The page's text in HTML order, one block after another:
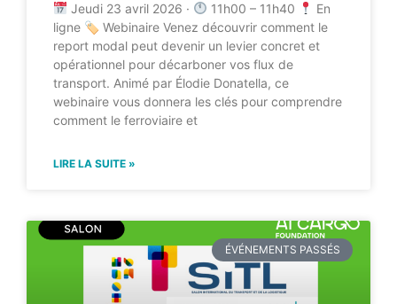
Jeudi 23 avril 2026 · 11h00 – 11h40
En
ligne 🏷 Webinaire Venez découvrir comment le
report modal peut devenir un levier concret et
opérationnel pour décarboner vos flux de
transport. Animé par Élodie Donatella, ce
webinaire vous donnera les clés pour comprendre
comment le ferroviaire et
LIRE LA SUITE »
ÉVÉNEMENTS PASSÉS